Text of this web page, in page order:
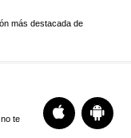
más destacada de
te